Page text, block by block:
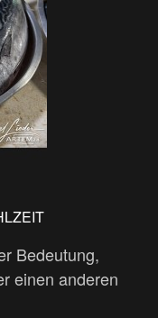
Bedeutung,
einen anderen